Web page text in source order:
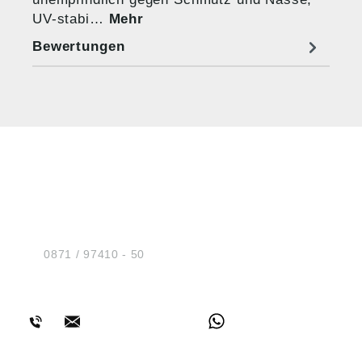
UV-stabi… Mehr
Bewertungen
Tel.:0871 / 97410 - 50